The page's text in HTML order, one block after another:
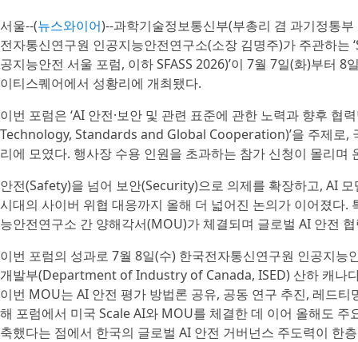
서울--(뉴스와이어)--과학기술정보통신부(부총리 겸 과기정통
전자통신연구원 인공지능안전연구소(소장 김명주)가 주관하
공지능안전 서울 포럼, 이하 SFASS 2026)’이 7월 7일(화)부터
이티스퀘어에서 성황리에 개최됐다.
이번 포럼은 ‘AI 안전·보안 및 관련 표준에 관한 노력과 향후
Technology, Standards and Global Cooperation)’을 주제로,
리에 모였다. 행사장 수용 인원을 초과하는 참가 신청이 몰리며
안전(Safety)을 넘어 보안(Security)으로 의제를 확장하고, AI
시대의 사이버 위협 대응까지 올해 더 넓어진 논의가 이어졌다
능안전연구소 간 양해각서(MOU)가 체결되며 글로벌 AI 안전
이번 포럼의 성과로 7월 8일(수) 한국전자통신연구원 인공지능
개발부(Department of Industry of Canada, ISED) 산하 캐나
이번 MOU는 AI 안전 평가 방법론 공유, 공동 연구 추진, 레드
해 포럼에서 미국 Scale AI와 MOU를 체결한 데 이어 올해도
축했다는 점에서 한국의 글로벌 AI 안전 거버넌스 주도력이 한